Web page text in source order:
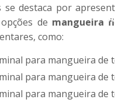
se destaca por
de mangueira
como:
para mangueira de
para mangueira de
para mangueira de